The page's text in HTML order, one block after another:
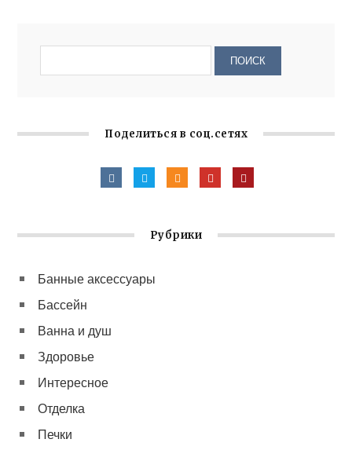
Поделиться в соц.сетях
Рубрики
Банные аксессуары
Бассейн
Ванна и душ
Здоровье
Интересное
Отделка
Печки